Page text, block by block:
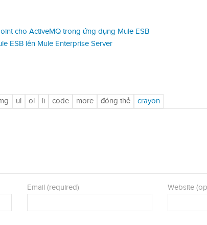
cho ActiveMQ trong ứng dụng Mule ESB
ESB lên Mule Enterprise Server
Email (required) Website